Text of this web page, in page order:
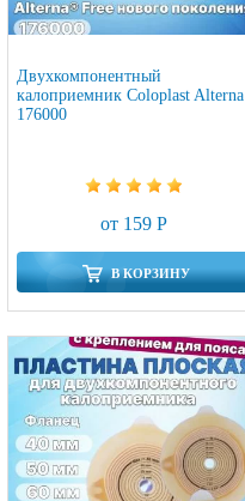
Двухкомпонентный
калоприемник Coloplast Alterna
176000
от 159 Р
В КОРЗИНУ